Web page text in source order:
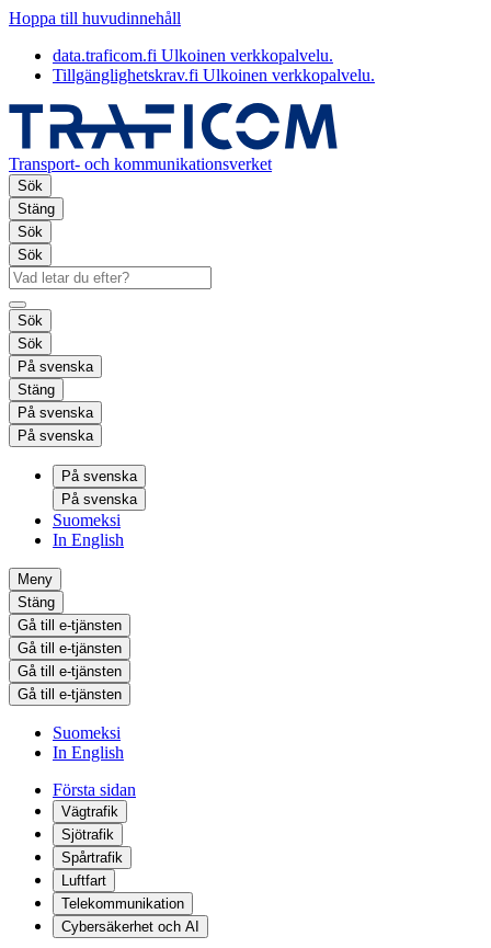
Hoppa till huvudinnehåll
data.traficom.fi Ulkoinen verkkopalvelu.
Tillgänglighetskrav.fi Ulkoinen verkkopalvelu.
Transport- och kommunikationsverket
Sök
Stäng
Sök
Sök
Sök
Sök
På svenska
Stäng
På svenska
På svenska
På svenska
På svenska
Suomeksi
In English
Meny
Stäng
Gå till e-tjänsten
Gå till e-tjänsten
Gå till e-tjänsten
Gå till e-tjänsten
Suomeksi
In English
Första sidan
Vägtrafik
Sjötrafik
Spårtrafik
Luftfart
Telekommunikation
Cybersäkerhet och AI